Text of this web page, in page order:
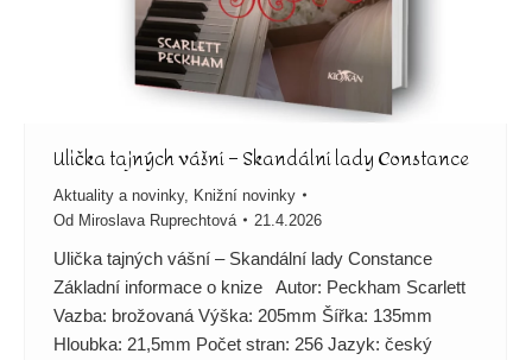
Ulička tajných vášní – Skandální lady Constance
Aktuality a novinky, Knižní novinky
Od Miroslava Ruprechtová 21.4.2026
Ulička tajných vášní – Skandální lady Constance
Základní informace o knize Autor: Peckham Scarlett
Vazba: brožovaná Výška: 205mm Šířka: 135mm
Hloubka: 21,5mm Počet stran: 256 Jazyk: český